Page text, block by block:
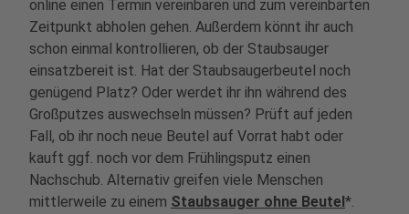
online einen Termin vereinbaren und zum vereinbarten
Zeitpunkt abholen gehen. Außerdem könnt ihr auch
schon einmal kontrollieren, ob der Staubsauger
einsatzbereit ist. Hat der Staubsaugerbeutel noch
genügend Platz? Oder werdet ihr ihn während des
Großputzes auswechseln müssen? Prüft auf jeden
Fall, ob ihr noch neue Beutel auf Vorrat habt oder
kauft ggf. noch vor dem Frühlingsputz einen
Nachschub. Alternativ greifen viele Menschen
mittlerweile zu einem Staubsauger ohne Beutel*.